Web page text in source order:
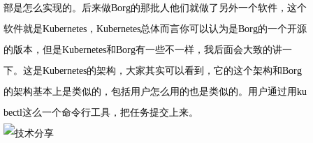
部是怎么实现的。后来做Borg的那批人他们就做了另外一个软件，这个
软件就是Kubernetes，Kubernetes总体而言你可以认为是Borg的一个开源
的版本，但是Kubernetes和Borg有一些不一样，我后面会大致的讲一
下。这是Kubernetes的架构，大家其实可以看到，它的这个架构和Borg
的架构基本上是类似的，包括用户怎么用的也是类似的。用户通过用ku
bectl这么一个命令行工具，把任务提交上来。